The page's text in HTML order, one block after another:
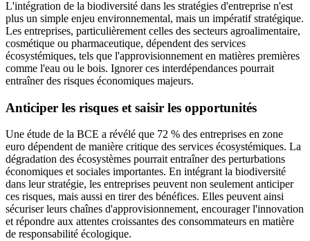
L'intégration de la biodiversité dans les stratégies d'entreprise n'est
plus un simple enjeu environnemental, mais un impératif stratégique.
Les entreprises, particulièrement celles des secteurs agroalimentaire,
cosmétique ou pharmaceutique, dépendent des services
écosystémiques, tels que l'approvisionnement en matières premières
comme l'eau ou le bois. Ignorer ces interdépendances pourrait
entraîner des risques économiques majeurs.
Anticiper les risques et saisir les opportunités
Une étude de la BCE a révélé que 72 % des entreprises en zone
euro dépendent de manière critique des services écosystémiques. La
dégradation des écosystèmes pourrait entraîner des perturbations
économiques et sociales importantes. En intégrant la biodiversité
dans leur stratégie, les entreprises peuvent non seulement anticiper
ces risques, mais aussi en tirer des bénéfices. Elles peuvent ainsi
sécuriser leurs chaînes d'approvisionnement, encourager l'innovation
et répondre aux attentes croissantes des consommateurs en matière
de responsabilité écologique.